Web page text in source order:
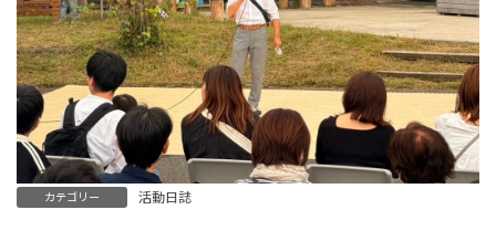
カテゴリー 活動日誌